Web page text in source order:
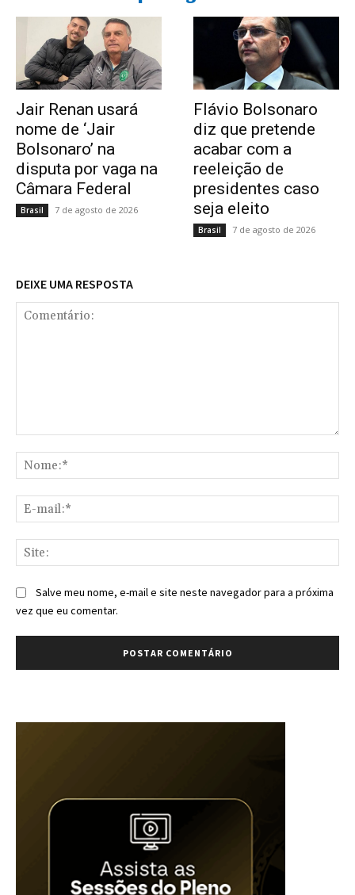
Jair Renan usará
nome de ‘Jair
Bolsonaro’ na
disputa por vaga na
Câmara Federal
Brasil 7 de agosto de 2026
Flávio Bolsonaro
diz que pretende
acabar com a
reeleição de
presidentes caso
seja eleito
Brasil 7 de agosto de 2026
DEIXE UMA RESPOSTA
Salve meu nome, e-mail e site neste navegador para a próxima
vez que eu comentar.